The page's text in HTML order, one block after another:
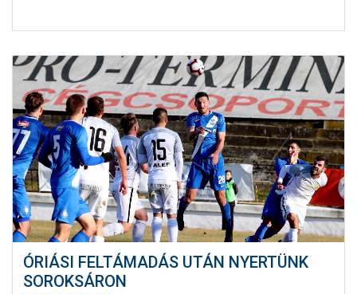
ÓRIÁSI FELTÁMADÁS UTÁN NYERTÜNK
SOROKSÁRON